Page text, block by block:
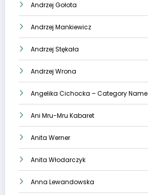
Andrzej Gołota
Andrzej Mankiewicz
Andrzej Stękała
Andrzej Wrona
Angelika Cichocka – Category Name
Ani Mru-Mru Kabaret
Anita Werner
Anita Włodarczyk
Anna Lewandowska